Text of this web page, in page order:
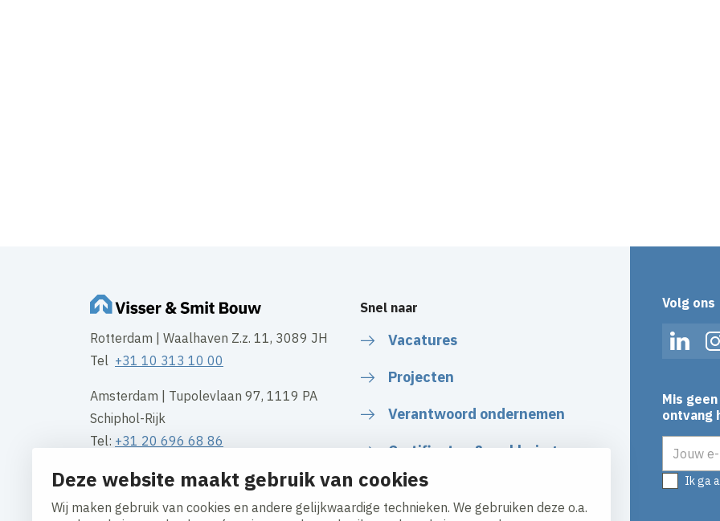
Deze website maakt gebruik van cookies
Wij maken gebruik van cookies en andere gelijkwaardige technieken. We gebruiken deze o.a.
Slotervaart in
Rotterdam | Waalhaven Z.z. 11, 3089 JH
Tel +31 10 313 10 00
Amsterdam | Tupolevlaan 97, 1119 PA
Schiphol-Rijk
Tel: +31 20 696 68 86
Groningen | Gotenburgweg 50, 9723 TM
Tel:
+31 50 549 54 95
Snel naar
Vacatures
Projecten
Verantwoord ondernemen
Certificaten & verklaringen
Algemene Voorwaarden
Volg ons
Mis
ontvang
Ik ga